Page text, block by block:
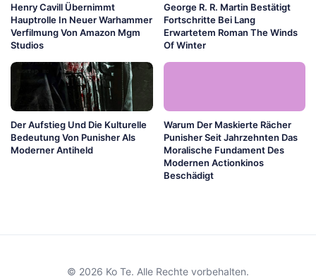
Henry Cavill Übernimmt
Hauptrolle In Neuer Warhammer
Verfilmung Von Amazon Mgm
Studios
George R. R. Martin Bestätigt
Fortschritte Bei Lang
Erwartetem Roman The Winds
Of Winter
Der Aufstieg Und Die Kulturelle
Bedeutung Von Punisher Als
Moderner Antiheld
Warum Der Maskierte Rächer
Punisher Seit Jahrzehnten Das
Moralische Fundament Des
Modernen Actionkinos
Beschädigt
© 2026 Ko Te. Alle Rechte vorbehalten.